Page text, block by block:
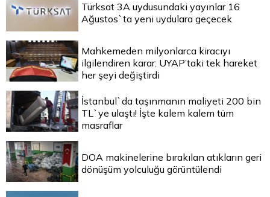
Türksat 3A uydusundaki yayınlar 16
Ağustos`ta yeni uydulara geçecek
Mahkemeden milyonlarca kiracıyı
ilgilendiren karar: UYAP’taki tek hareket
her şeyi değiştirdi
İstanbul`da taşınmanın maliyeti 200 bin
TL`ye ulaştı! İşte kalem kalem tüm
masraflar
DOA makinelerine bırakılan atıkların geri
dönüşüm yolculuğu görüntülendi